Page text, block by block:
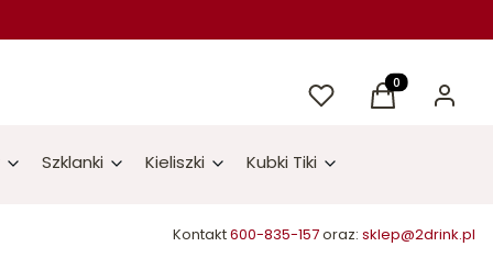
UlubioneProdukty w
Koszyk Zaloguj
Szklanki Kieliszki Kubki Tiki
Kontakt600-835-157oraz: sklep@2drink.pl